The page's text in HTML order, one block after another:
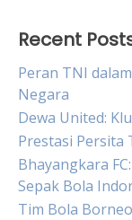
Recent
Peran TNI
Negara
Dewa United:
Prestasi Persita
Bhayangkara
Sepak Bola
Tim Bola